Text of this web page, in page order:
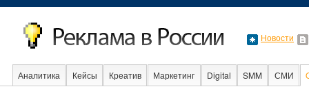
Новости
Аналитика Кейсы Креатив Маркетинг Digital SMM СМИ